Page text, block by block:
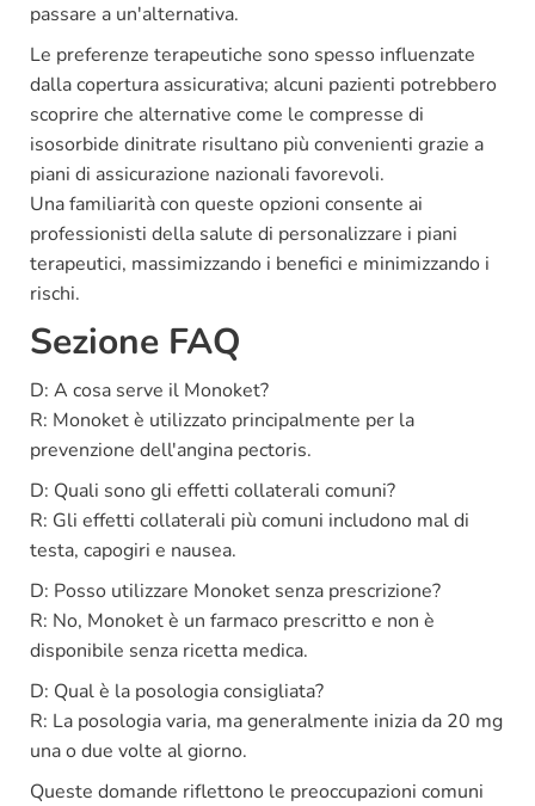
passare a un'alternativa.
Le preferenze terapeutiche sono spesso influenzate
dalla copertura assicurativa; alcuni pazienti potrebbero
scoprire che alternative come le compresse di
isosorbide dinitrate risultano più convenienti grazie a
piani di assicurazione nazionali favorevoli.
Una familiarità con queste opzioni consente ai
professionisti della salute di personalizzare i piani
terapeutici, massimizzando i benefici e minimizzando i
rischi.
Sezione FAQ
D: A cosa serve il Monoket?
R: Monoket è utilizzato principalmente per la
prevenzione dell'angina pectoris.
D: Quali sono gli effetti collaterali comuni?
R: Gli effetti collaterali più comuni includono mal di
testa, capogiri e nausea.
D: Posso utilizzare Monoket senza prescrizione?
R: No, Monoket è un farmaco prescritto e non è
disponibile senza ricetta medica.
D: Qual è la posologia consigliata?
R: La posologia varia, ma generalmente inizia da 20 mg
una o due volte al giorno.
Queste domande riflettono le preoccupazioni comuni